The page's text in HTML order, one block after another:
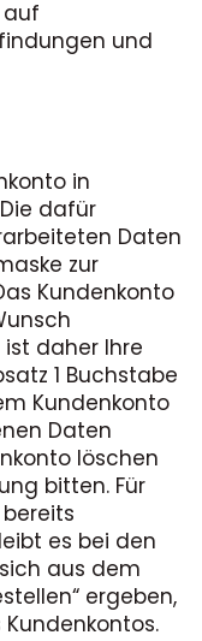
auf
und
in
dafür
Daten
zur
Kundenkonto
daher Ihre
1 Buchstabe
Kundenkonto
Daten
löschen
bitten. Für
es bei den
aus dem
ergeben,